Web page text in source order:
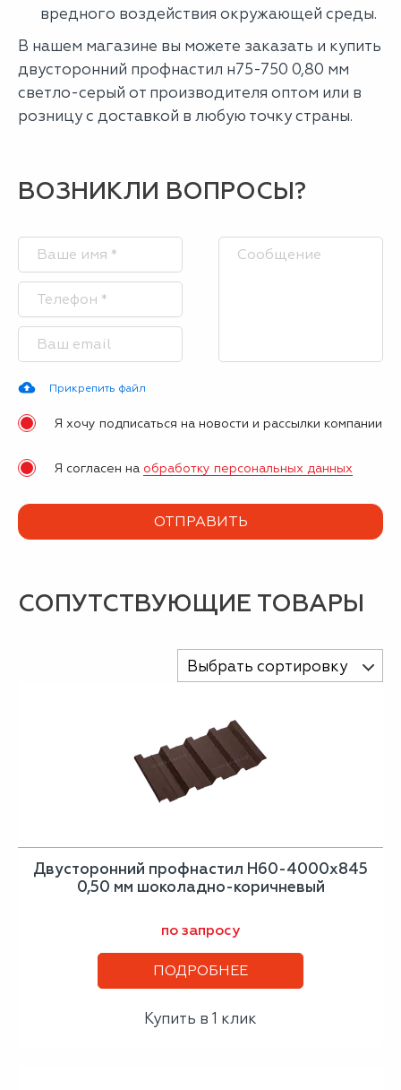
вредного воздействия окружающей среды.
В нашем магазине вы можете заказать и купить
двусторонний профнастил н75-750 0,80 мм
светло-серый от производителя оптом или в
розницу с доставкой в любую точку страны.
ВОЗНИКЛИ ВОПРОСЫ?
Прикрепить файл
Я хочу подписаться на новости и рассылки компании
Я согласен на обработку персональных данных
СОПУТСТВУЮЩИЕ ТОВАРЫ
Выбрать сортировку
Двусторонний профнастил Н60-4000х845
0,50 мм шоколадно-коричневый
по запросу
ПОДРОБНЕЕ
Купить в 1 клик